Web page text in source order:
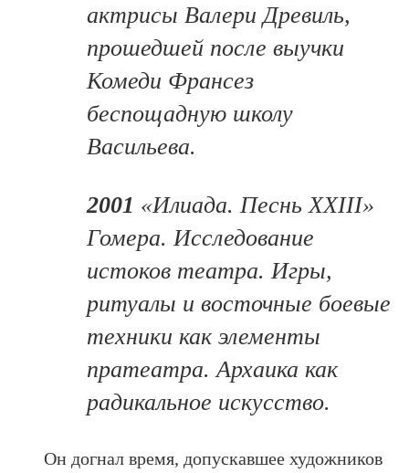
актрисы Валери Древиль,
прошедшей после выучки
Комеди Франсез
беспощадную школу
Васильева.
2001 «Илиада. Песнь XXIII»
Гомера. Исследование
истоков театра. Игры,
ритуалы и восточные боевые
техники как элементы
пратеатра. Архаика как
радикальное искусство.
Он догнал время, допускавшее художников